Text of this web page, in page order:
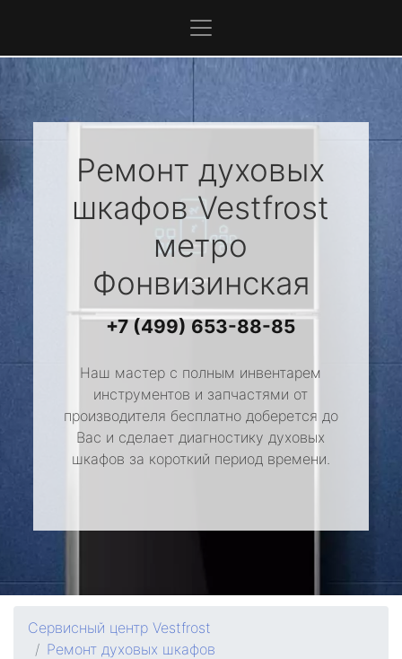
Ремонт духовых
шкафовVestfrost
метро
Фонвизинская
+7 (499) 653-88-85
Наш мастер с полным инвентарем
инструментов и запчастями от
производителя бесплатно доберется до
Вас и сделает диагностику духовых
шкафов за короткий период времени.
Сервисный центр Vestfrost
Ремонт духовых шкафов